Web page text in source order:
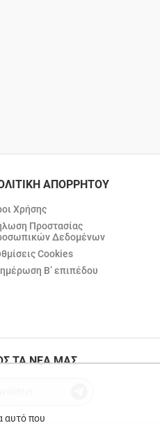
ΑΠΟΡΡΗΤΟΥ
Χρήσης
Προστασίας
Δεδομένων
Cookies
Β’ επιπέδου
ΤΑ ΝΕΑ ΜΑΣ
αυτό που